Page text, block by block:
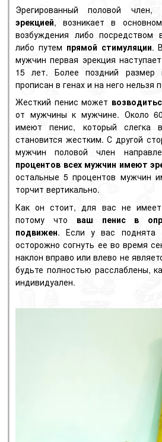
Эрегированный половой
эрекцией, возникает в
возбуждения либо посредством
либо путем прямой стимуляции.
мужчин первая эрекция
15 лет. Более поздний размер
прописан в генах и на него нельзя
Жесткий пенис может
от мужчины к мужчине. Около
имеют пенис, который слегка
становится жестким. С другой
мужчин половой член
процентов всех мужчин имеют
остальные 5 процентов мужчин
торчит вертикально.
Как он стоит, для вас не имеет
потому что ваш пенис в
подвижен. Если у вас поднята
осторожно согнуть ее во время
наклон вправо или влево не
будьте полностью расслаблены,
индивидуален.